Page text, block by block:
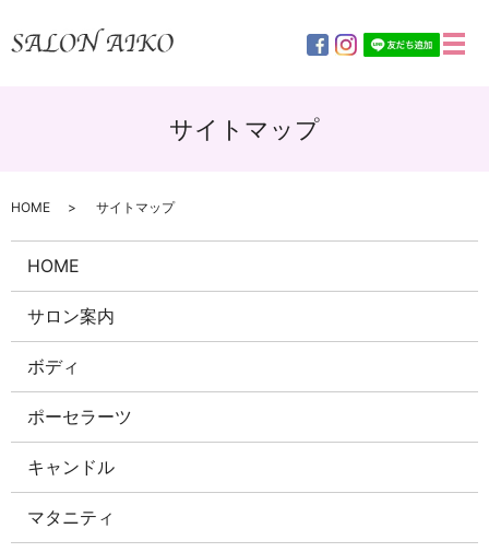
メ
サイトマップ
HOME サイトマップ
HOME
サロン案内
ボディ
ポーセラーツ
キャンドル
マタニティ